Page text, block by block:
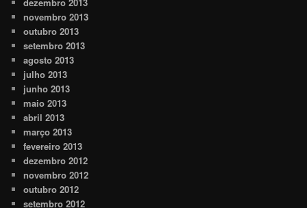
novembro 2013
outubro 2013
setembro 2013
agosto 2013
julho 2013
junho 2013
maio 2013
abril 2013
março 2013
fevereiro 2013
dezembro 2012
novembro 2012
outubro 2012
setembro 2012